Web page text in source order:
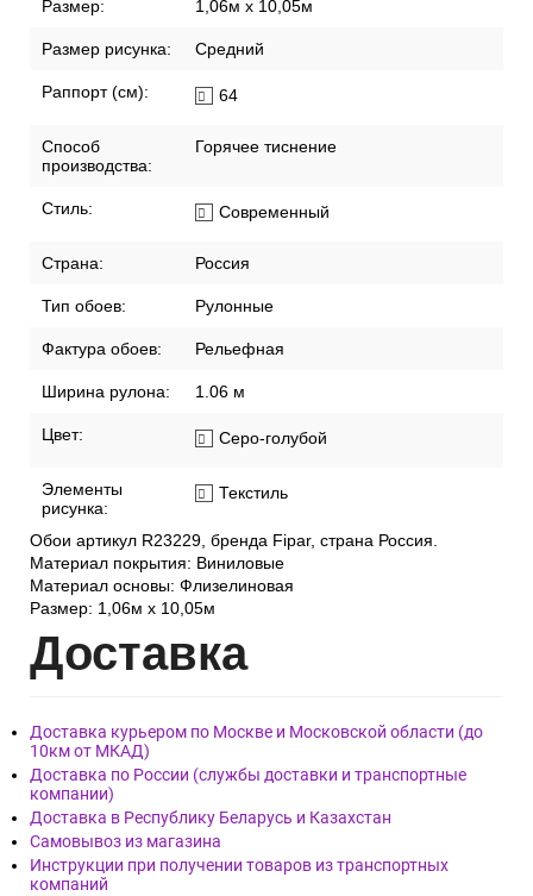
Размер: 1,06м х 10,05м
Размер рисунка: Средний
Раппорт (см): 64
Способ
производства:
Горячее тиснение
Стиль: Современный
Страна: Россия
Тип обоев: Рулонные
Фактура обоев: Рельефная
Ширина рулона: 1.06 м
Цвет: Серо-голубой
Элементы
рисунка:
Текстиль
Обои артикул R23229, бренда Fipar, страна Россия.
Материал покрытия: Виниловые
Материал основы: Флизелиновая
Размер: 1,06м х 10,05м
Доставка
Доставка курьером по Москве и Московской области (до
10км от МКАД)
Доставка по России (службы доставки и транспортные
компании)
Доставка в Республику Беларусь и Казахстан
Самовывоз из магазина
Инструкции при получении товаров из транспортных
компаний